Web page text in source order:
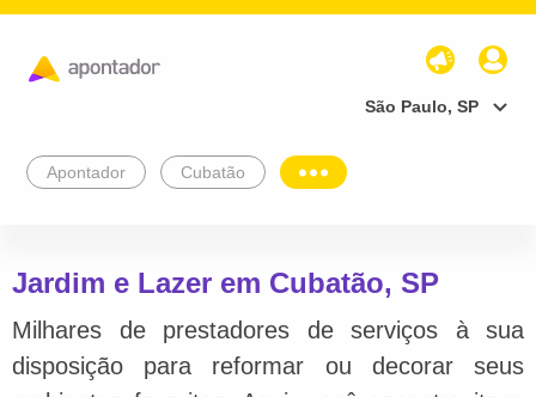
São Paulo, SP
Apontador Cubatão
Jardim e Lazer em Cubatão, SP
Milhares de prestadores de serviços à sua
disposição para reformar ou decorar seus